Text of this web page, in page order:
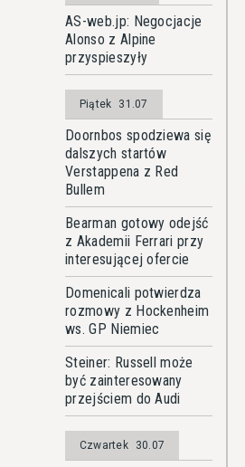
AS-web.jp: Negocjacje
Alonso z Alpine
przyspieszyły
Piątek 31.07
Doornbos spodziewa się
dalszych startów
Verstappena z Red
Bullem
Bearman gotowy odejść
z Akademii Ferrari przy
interesującej ofercie
Domenicali potwierdza
rozmowy z Hockenheim
ws. GP Niemiec
Steiner: Russell może
być zainteresowany
przejściem do Audi
Czwartek 30.07